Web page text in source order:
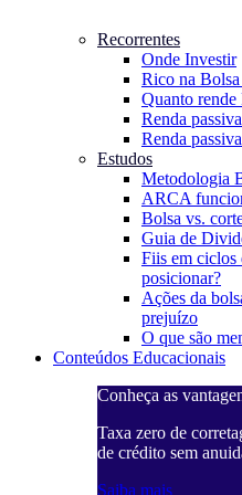
Recorrentes
Onde Investir
Rico na
Quanto rende
Renda
Renda
Estudos
Metodologia
ARCA
Bolsa vs.
Guia de
Fiis em ciclos
posicionar?
Ações da
prejuízo
O que são
Conteúdos Educacionais
Conheça as
Taxa zero de
de crédito sem
Saiba mais